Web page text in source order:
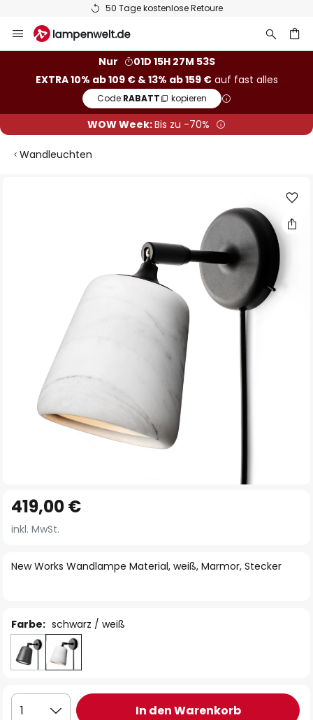
50 Tage kostenlose Retoure
Inhalt
Nur
01D 15H 27M 52S
EXTRA 10% ab 109 € & 13% ab 159 €auf fast alles
Code:RABATT kopieren
WOW Week:Bis zu -70%
Wandleuchten
Anfang
der
springen
New Works Wandlampe Material, weiß, Marmor, Stecker
419,00 €
inkl. MwSt.
Farbe: schwarz / weiß
1 In den Warenkorb